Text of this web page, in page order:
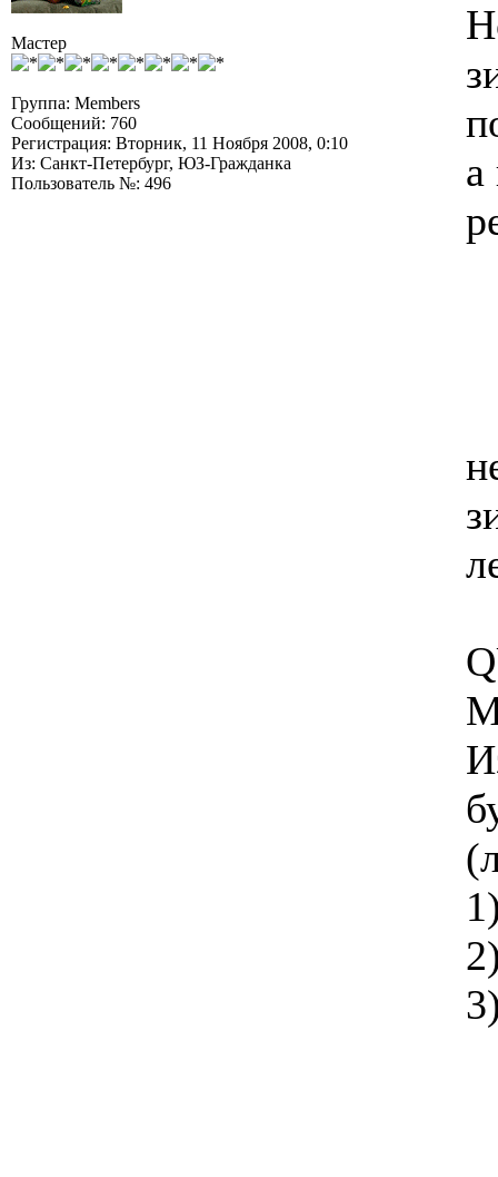
Мастер
Группа: Members
Сообщений: 760
Регистрация: Вторник, 11 Ноября 2008, 0:10
Из: Санкт-Петербург, ЮЗ-Гражданка
Пользователь №: 496
а